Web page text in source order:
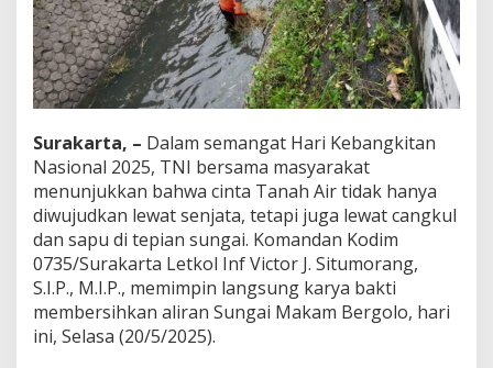
b
a
r
S
e
m
n
g
a
t
K
e
b
a
n
g
k
Surakarta, – Dalam semangat Hari Kebangkitan
Nasional 2025, TNI bersama masyarakat
menunjukkan bahwa cinta Tanah Air tidak hanya
diwujudkan lewat senjata, tetapi juga lewat cangkul
dan sapu di tepian sungai. Komandan Kodim
0735/Surakarta Letkol Inf Victor J. Situmorang,
S.I.P., M.I.P., memimpin langsung karya bakti
membersihkan aliran Sungai Makam Bergolo, hari
ini, Selasa (20/5/2025).